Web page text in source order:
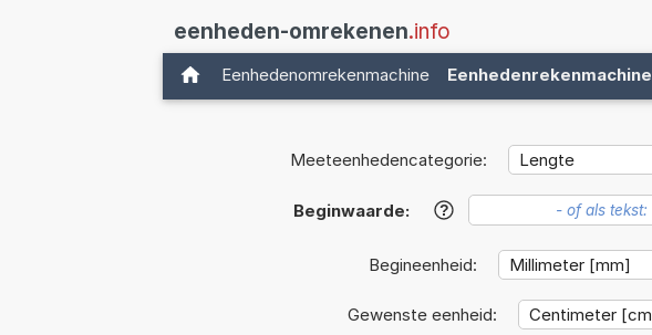
eenheden-omrekenen.info
Eenhedenomrekenmachine Eenhedenrekenmachine
Meeteenhedencategorie:
Beginwaarde: ?
Begineenheid:
Gewenste eenheid: